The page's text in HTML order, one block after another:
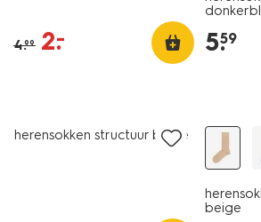
4.99 2.
– 5.
59
herensokken structuur beige
beige